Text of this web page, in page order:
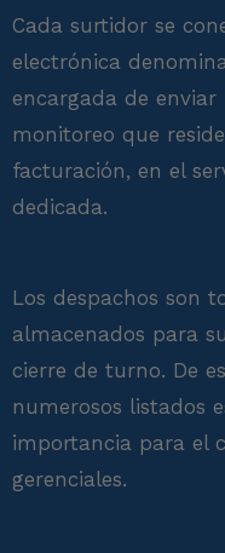
Cada surtidor se
electrónica
encargada de
monitoreo que
facturación, en el
dedicada.
Los despachos son
almacenados para
cierre de turno. De
numerosos listados
importancia para el
gerenciales.